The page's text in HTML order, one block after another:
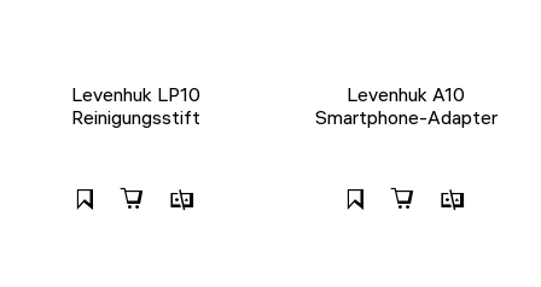
Levenhuk LP10
Reinigungsstift
Levenhuk A10
Smartphone-Adapter